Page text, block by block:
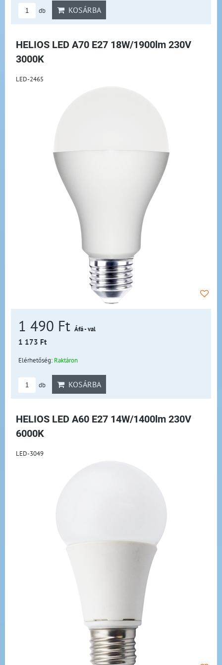
db KOSÁRBA
HELIOS LED A70 E27 18W/1900lm 230V
3000K
LED-2465
1 490 Ft Áfá - val
1 173 Ft
Elérhetőség: Raktáron
db KOSÁRBA
HELIOS LED A60 E27 14W/1400lm 230V
6000K
LED-3049